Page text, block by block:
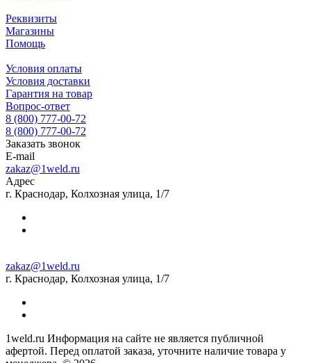
Реквизиты
Магазины
Помощь
Условия оплаты
Условия доставки
Гарантия на товар
Вопрос-ответ
8 (800) 777-00-72
8 (800) 777-00-72
Заказать звонок
E-mail
zakaz@1weld.ru
Адрес
г. Краснодар, Колхозная улица, 1/7
zakaz@1weld.ru
г. Краснодар, Колхозная улица, 1/7
1weld.ru Информация на сайте не является публичной
афертой. Перед оплатой заказа, уточните наличие товара у